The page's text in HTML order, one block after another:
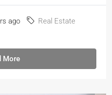
ago
Real Estate
More